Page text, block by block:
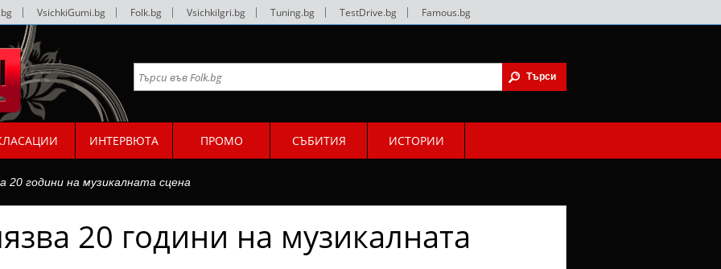
VsichkiGumi.bg Folk.bg VsichkiIgri.bg Tuning.bg TestDrive.bg Famous.bg
ИНТЕРВЮТА ПРОМО СЪБИТИЯ ИСТОРИИ
20 години на музикалната сцена
20 години на музикалната